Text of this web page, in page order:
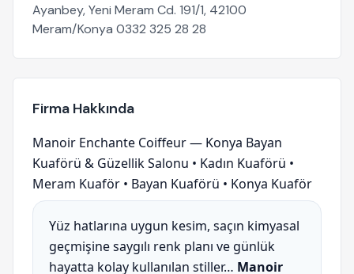
Ayanbey, Yeni Meram Cd. 191/1, 42100
Meram/Konya 0332 325 28 28
Firma Hakkında
Manoir Enchante Coiffeur — Konya Bayan
Kuaförü & Güzellik Salonu • Kadın Kuaförü •
Meram Kuaför • Bayan Kuaförü • Konya Kuaför
Yüz hatlarına uygun kesim, saçın kimyasal
geçmişine saygılı renk planı ve günlük
hayatta kolay kullanılan stiller… Manoir